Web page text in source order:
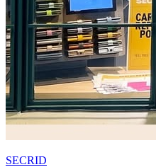
SECRID